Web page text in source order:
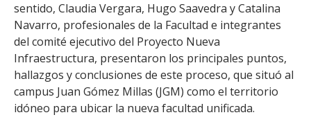
sentido, Claudia Vergara, Hugo Saavedra y Catalina
Navarro, profesionales de la Facultad e integrantes
del comité ejecutivo del Proyecto Nueva
Infraestructura, presentaron los principales puntos,
hallazgos y conclusiones de este proceso, que situó al
campus Juan Gómez Millas (JGM) como el territorio
idóneo para ubicar la nueva facultad unificada.